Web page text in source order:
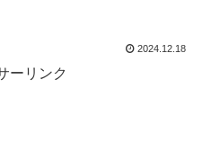
2024.12.18
ーリンク